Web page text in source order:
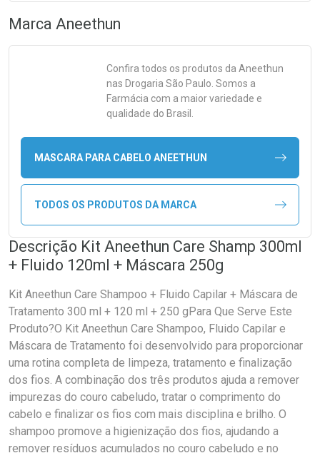
Marca Aneethun
Confira todos os produtos da Aneethun
nas Drogaria São Paulo. Somos a
Farmácia com a maior variedade e
qualidade do Brasil.
MASCARA PARA CABELO ANEETHUN
TODOS OS PRODUTOS DA MARCA
Descrição Kit Aneethun Care Shamp 300ml
+ Fluido 120ml + Máscara 250g
Kit Aneethun Care Shampoo + Fluido Capilar + Máscara de
Tratamento 300 ml + 120 ml + 250 gPara Que Serve Este
Produto?O Kit Aneethun Care Shampoo, Fluido Capilar e
Máscara de Tratamento foi desenvolvido para proporcionar
uma rotina completa de limpeza, tratamento e finalização
dos fios. A combinação dos três produtos ajuda a remover
impurezas do couro cabeludo, tratar o comprimento do
cabelo e finalizar os fios com mais disciplina e brilho. O
shampoo promove a higienização dos fios, ajudando a
remover resíduos acumulados no couro cabeludo e no